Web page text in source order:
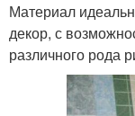
Материал
декор, с
различного рода